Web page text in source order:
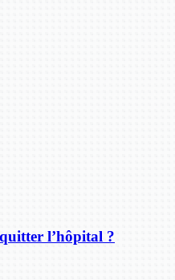
l’hôpital ?